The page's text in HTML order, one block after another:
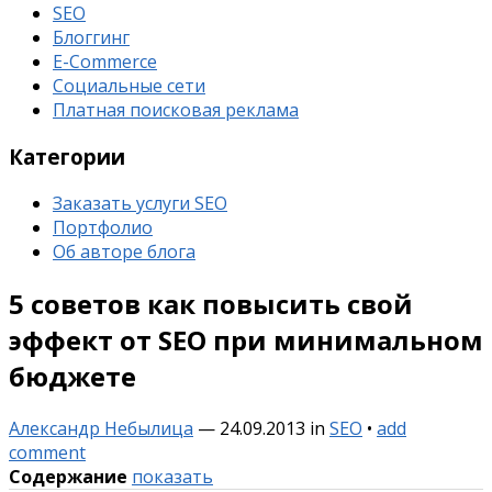
SEO
Блоггинг
E-Commerce
Социальные сети
Платная поисковая реклама
Категории
Заказать услуги SEO
Портфолио
Об авторе блога
5 советов как повысить свой
эффект от SEO при минимальном
бюджете
Александр Небылица — 24.09.2013 in SEO • add
comment
Содержание показать